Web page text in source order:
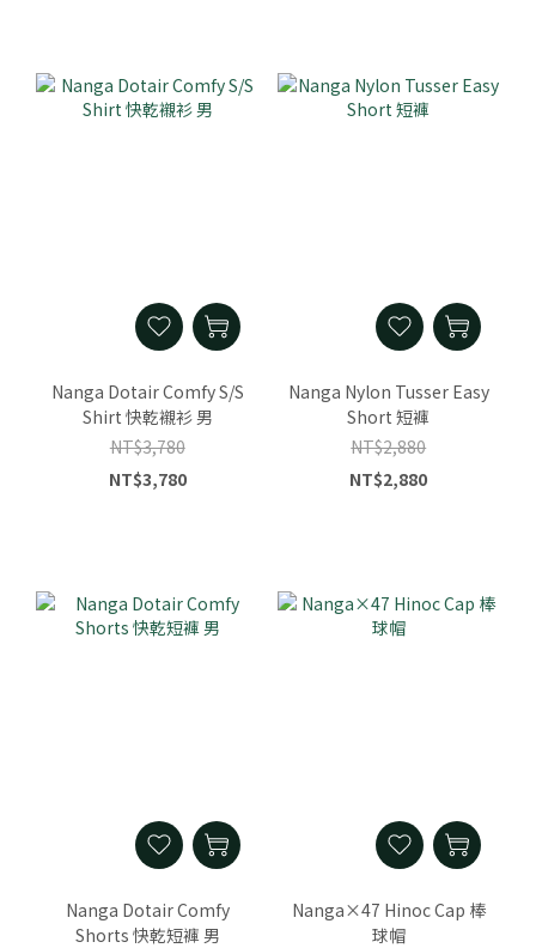
Nanga Dotair Comfy S/S
Shirt 快乾襯衫 男
NT$3,780
NT$3,780
Nanga Nylon Tusser Easy
Short 短褲
NT$2,880
NT$2,880
Nanga Dotair Comfy
Shorts 快乾短褲 男
Nanga×47 Hinoc Cap 棒
球帽